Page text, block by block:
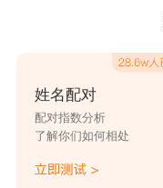
姓名配对
配对指数分析
了解你们如何相处